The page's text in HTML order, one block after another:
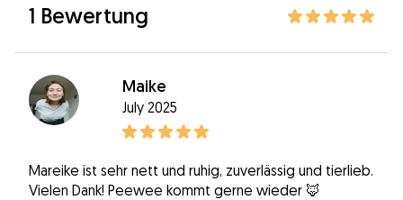
1 Bewertung
Maike
July 2025
Mareike ist sehr nett und ruhig, zuverlässig und tierlieb.
Vielen Dank! Peewee kommt gerne wieder 🦊